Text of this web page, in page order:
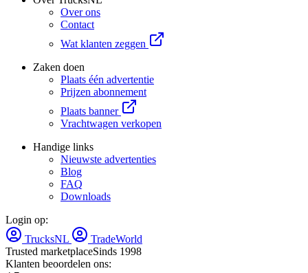
Over ons
Contact
Wat klanten zeggen
Zaken doen
Plaats één advertentie
Prijzen abonnement
Plaats banner
Vrachtwagen verkopen
Handige links
Nieuwste advertenties
Blog
FAQ
Downloads
Login op:
TrucksNL
TradeWorld
Trusted marketplaceSinds 1998
Klanten beoordelen ons: